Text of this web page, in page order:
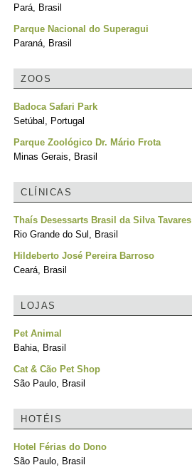
Pará, Brasil
Parque Nacional do Superagui
Paraná, Brasil
ZOOS
Badoca Safari Park
Setúbal, Portugal
Parque Zoológico Dr. Mário Frota
Minas Gerais, Brasil
CLÍNICAS
Thaís Desessarts Brasil da Silva Tavares
Rio Grande do Sul, Brasil
Hildeberto José Pereira Barroso
Ceará, Brasil
LOJAS
Pet Animal
Bahia, Brasil
Cat & Cão Pet Shop
São Paulo, Brasil
HOTÉIS
Hotel Férias do Dono
São Paulo, Brasil